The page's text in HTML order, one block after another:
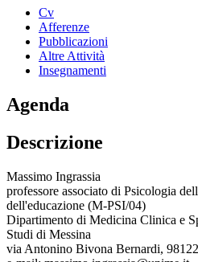
Cv
Afferenze
Pubblicazioni
Altre Attività
Insegnamenti
Agenda
Descrizione
Massimo Ingrassia
professore associato di Psicologia
dell'educazione (M-PSI/04)
Dipartimento di Medicina Clinica e
Studi di Messina
via Antonino Bivona Bernardi,